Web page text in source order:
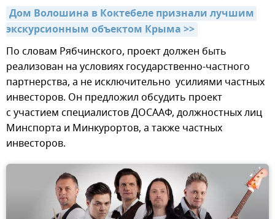
Дом Волошина в Коктебеле признали лучшим
экскурсионным объектом Крыма >>
По словам Рябчинского, проект должен быть
реализован на условиях государственно-частного
партнерства, а не исключительно усилиями частных
инвесторов. Он предложил обсудить проект
с участием специалистов ДОСААФ, должностных лиц
Минспорта и Минкурортов, а также частных
инвесторов.